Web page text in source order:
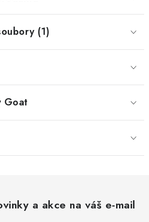
(1)
Goat
a akce na váš e-mail